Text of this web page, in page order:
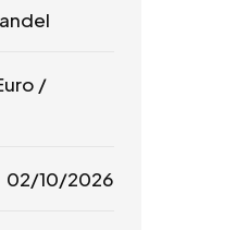
/
02/10/2026